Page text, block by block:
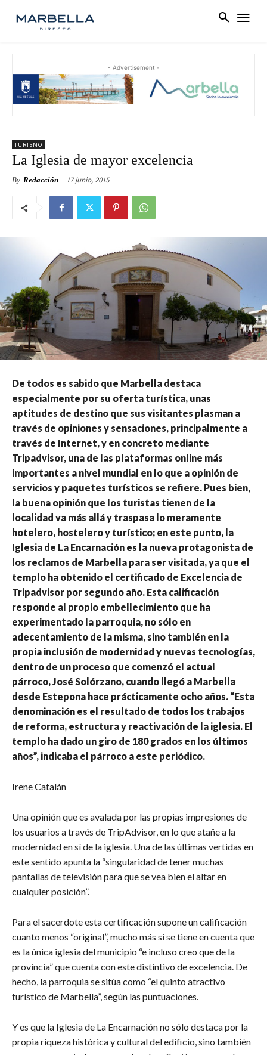
- Advertisement -
TURISMO
La Iglesia de mayor excelencia
By Redacción 17 junio, 2015
De todos es sabido que Marbella destaca
especialmente por su oferta turística, unas
aptitudes de destino que sus visitantes plasman a
través de opiniones y sensaciones, principalmente a
través de Internet, y en concreto mediante
Tripadvisor, una de las plataformas online más
importantes a nivel mundial en lo que a opinión de
servicios y paquetes turísticos se refiere. Pues bien,
la buena opinión que los turistas tienen de la
localidad va más allá y traspasa lo meramente
hotelero, hostelero y turístico; en este punto, la
Iglesia de La Encarnación es la nueva protagonista de
los reclamos de Marbella para ser visitada, ya que el
templo ha obtenido el certificado de Excelencia de
Tripadvisor por segundo año. Esta calificación
responde al propio embellecimiento que ha
experimentado la parroquia, no sólo en
adecentamiento de la misma, sino también en la
propia inclusión de modernidad y nuevas tecnologías,
dentro de un proceso que comenzó el actual
párroco, José Solórzano, cuando llegó a Marbella
desde Estepona hace prácticamente ocho años. “Esta
denominación es el resultado de todos los trabajos
de reforma, estructura y reactivación de la iglesia. El
templo ha dado un giro de 180 grados en los últimos
años”, indicaba el párroco a este periódico.
Irene Catalán
Una opinión que es avalada por las propias impresiones de
los usuarios a través de TripAdvisor, en lo que atañe a la
modernidad en sí de la iglesia. Una de las últimas vertidas en
este sentido apunta la “singularidad de tener muchas
pantallas de televisión para que se vea bien el altar en
cualquier posición”.
Para el sacerdote esta certificación supone un calificación
cuanto menos “original”, mucho más si se tiene en cuenta que
es la única iglesia del municipio “e incluso creo que de la
provincia” que cuenta con este distintivo de excelencia. De
hecho, la parroquia se sitúa como “el quinto atractivo
turístico de Marbella”, según las puntuaciones.
Y es que la Iglesia de La Encarnación no sólo destaca por la
propia riqueza histórica y cultural del edificio, sino también